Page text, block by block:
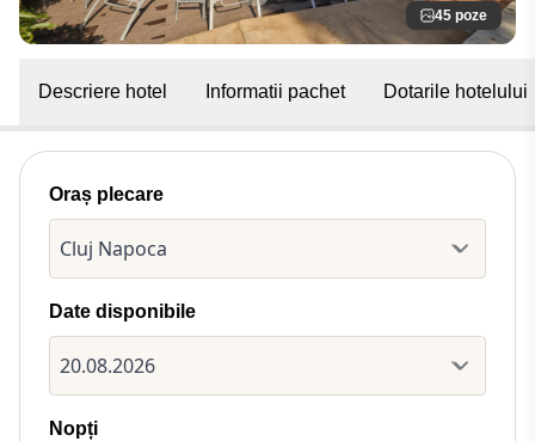
45 poze
Descriere hotel Informatii pachet Dotarile hotelului
Oraș plecare
Date disponibile
Nopți